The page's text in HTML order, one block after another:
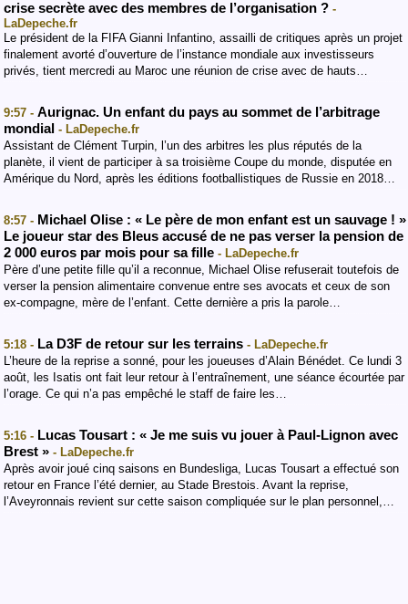
crise secrète avec des membres de l’organisation ? -
LaDepeche.fr
Le président de la FIFA Gianni Infantino, assailli de critiques après un projet
finalement avorté d’ouverture de l’instance mondiale aux investisseurs
privés, tient mercredi au Maroc une réunion de crise avec de hauts…
9:57 - Aurignac. Un enfant du pays au sommet de l’arbitrage
mondial - LaDepeche.fr
Assistant de Clément Turpin, l’un des arbitres les plus réputés de la
planète, il vient de participer à sa troisième Coupe du monde, disputée en
Amérique du Nord, après les éditions footballistiques de Russie en 2018…
8:57 - Michael Olise : « Le père de mon enfant est un sauvage ! »
Le joueur star des Bleus accusé de ne pas verser la pension de
2 000 euros par mois pour sa fille - LaDepeche.fr
Père d’une petite fille qu’il a reconnue, Michael Olise refuserait toutefois de
verser la pension alimentaire convenue entre ses avocats et ceux de son
ex-compagne, mère de l’enfant. Cette dernière a pris la parole…
5:18 - La D3F de retour sur les terrains - LaDepeche.fr
L’heure de la reprise a sonné, pour les joueuses d’Alain Bénédet. Ce lundi 3
août, les Isatis ont fait leur retour à l’entraînement, une séance écourtée par
l’orage. Ce qui n’a pas empêché le staff de faire les…
5:16 - Lucas Tousart : « Je me suis vu jouer à Paul-Lignon avec
Brest » - LaDepeche.fr
Après avoir joué cinq saisons en Bundesliga, Lucas Tousart a effectué son
retour en France l’été dernier, au Stade Brestois. Avant la reprise,
l’Aveyronnais revient sur cette saison compliquée sur le plan personnel,…